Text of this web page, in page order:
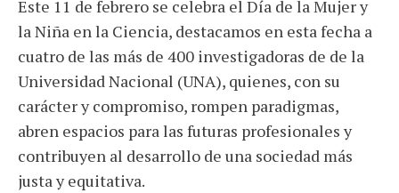
FacebookTwitterWhatsApp
Email Share
Este 11 de febrero se celebra el Día de la Mujer y
la Niña en la Ciencia, destacamos en esta fecha a
cuatro de las más de 400 investigadoras de de la
Universidad Nacional (UNA), quienes, con su
carácter y compromiso, rompen paradigmas,
abren espacios para las futuras profesionales y
contribuyen al desarrollo de una sociedad más
justa y equitativa.